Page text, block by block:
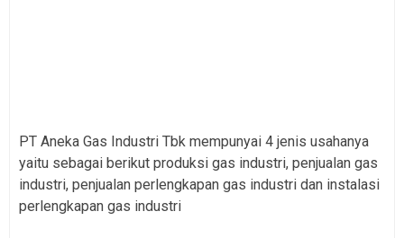
PT Aneka Gas Industri Tbk mempunyai 4 jenis usahanya
yaitu sebagai berikut produksi gas industri, penjualan gas
industri, penjualan perlengkapan gas industri dan instalasi
perlengkapan gas industri